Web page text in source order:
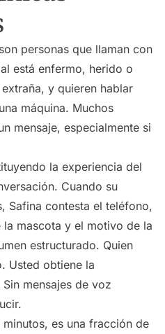
personas que llaman con
está enfermo, herido o
y quieren hablar
máquina. Muchos
mensaje, especialmente si
la experiencia del
Cuando su
Safina contesta el teléfono,
mascota y el motivo de la
estructurado. Quien
Usted obtiene la
mensajes de voz
es una fracción de